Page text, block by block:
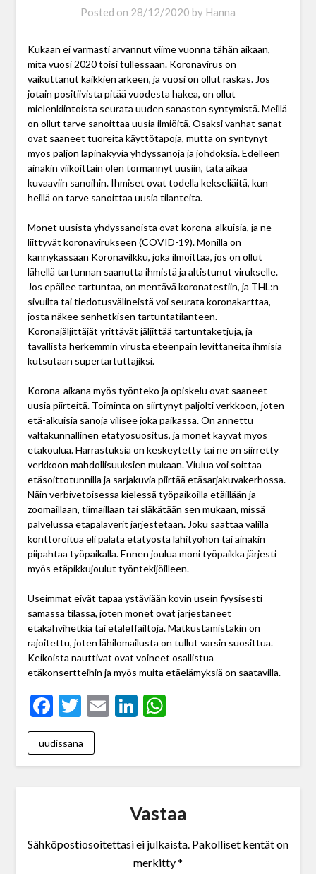
Posted on 28/12/2020 by Hanna
Kukaan ei varmasti arvannut viime vuonna tähän aikaan,
mitä vuosi 2020 toisi tullessaan. Koronavirus on
vaikuttanut kaikkien arkeen, ja vuosi on ollut raskas. Jos
jotain positiivista pitää vuodesta hakea, on ollut
mielenkiintoista seurata uuden sanaston syntymistä. Meillä
on ollut tarve sanoittaa uusia ilmiöitä. Osaksi vanhat sanat
ovat saaneet tuoreita käyttötapoja, mutta on syntynyt
myös paljon läpinäkyviä yhdyssanoja ja johdoksia. Edelleen
ainakin viikoittain olen törmännyt uusiin, tätä aikaa
kuvaaviin sanoihin. Ihmiset ovat todella kekseliäitä, kun
heillä on tarve sanoittaa uusia tilanteita.
Monet uusista yhdyssanoista ovat korona-alkuisia, ja ne
liittyvät koronavirukseen (COVID-19). Monilla on
kännykässään Koronavilkku, joka ilmoittaa, jos on ollut
lähellä tartunnan saanutta ihmistä ja altistunut virukselle.
Jos epäilee tartuntaa, on mentävä koronatestiin, ja THL:n
sivuilta tai tiedotusvälineistä voi seurata koronakarttaa,
josta näkee senhetkisen tartuntatilanteen.
Koronajäljittäjät yrittävät jäljittää tartuntaketjuja, ja
tavallista herkemmin virusta eteenpäin levittäneitä ihmisiä
kutsutaan supertartuttajiksi.
Korona-aikana myös työnteko ja opiskelu ovat saaneet
uusia piirteitä. Toiminta on siirtynyt paljolti verkkoon, joten
etä-alkuisia sanoja vilisee joka paikassa. On annettu
valtakunnallinen etätyösuositus, ja monet käyvät myös
etäkoulua. Harrastuksia on keskeytetty tai ne on siirretty
verkkoon mahdollisuuksien mukaan. Viulua voi soittaa
etäsoittotunnilla ja sarjakuvia piirtää etäsarjakuvakerhossa.
Näin verbivetoisessa kielessä työpaikoilla etäillään ja
zoomaillaan, tiimaillaan tai släkätään sen mukaan, missä
palvelussa etäpalaverit järjestetään. Joku saattaa välillä
konttoroitua eli palata etätyöstä lähityöhön tai ainakin
piipahtaa työpaikalla. Ennen joulua moni työpaikka järjesti
myös etäpikkujoulut työntekijöilleen.
Useimmat eivät tapaa ystäviään kovin usein fyysisesti
samassa tilassa, joten monet ovat järjestäneet
etäkahvihetkiä tai etäleffailtoja. Matkustamistakin on
rajoitettu, joten lähilomailusta on tullut varsin suosittua.
Keikoista nauttivat ovat voineet osallistua
etäkonsertteihin ja myös muita etäelämyksiä on saatavilla.
Facebook
Twitter
EmailLinkedIn
WhatsApp
uudissana
Vastaa
Sähköpostiosoitettasi ei julkaista. Pakolliset kentät on
merkitty*